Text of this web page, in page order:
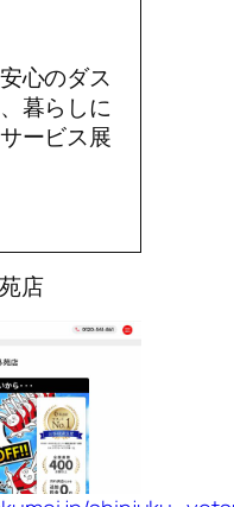
心のダス
暮らしに
ービス展
店